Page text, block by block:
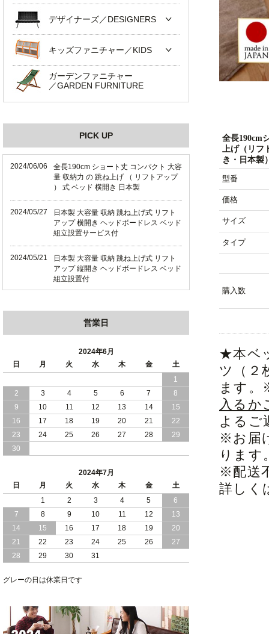
全長190cm
上げ（リ
き・日本製
型番
価格
サイズ
タイプ
購入数
★本ベ
ツ（２
ます
入るか
よるご
※お届
ります
※配送
詳しく
デザイナーズ／DESIGNERS
キッズファニチャー／KIDS
ガーデンファニチャー
／GARDEN FURNITURE
PICK UP
2024/06/06
全長190cm ショート丈 コンパクト 大容
量 収納力 の 跳ね上げ （ リフトアップ
） 式 ベッド 横開き 日本製
2024/05/27
日本製 大容量 収納 跳ね上げ式 リフト
アップ 横開き ヘッドボードレス ベッド
組立設置サービス付
2024/05/21
日本製 大容量 収納 跳ね上げ式 リフト
アップ 縦開き ヘッドボードレス ベッド
組立設置付
ド 組立設置 付き
日本製 収納 跳ね上げ式 リフトアップ
ベッド 縦開き ヘッドボード 組立設置サ
ービス付き
2024/04/23
すのこ の 床板 簡単 軽い コンパクトな
大容量 収納 跳ね上げ式 ベッド
2024/03/28
おすすめ クイーン キング ワイドキング
サイズ で 通気性ある すのこ仕様 大容
畳 仕様 で 敷き布団 が使える 引き出し
収納 付き 大容量 チェスト ベッド 日本
製 ヘッドボードなし
2024/02/23
畳 の 床面 で 敷き布団 で 寝られる 引き
出し 収納庫 付 大容量 チェスト ベッド
日本製
し 収納庫 付き チェスト ベッド 日本製
営業日
2024年6月
日
月 火 水 木 金
土
1
2
3 4 5 6 7
8
9
10 11 12 13 14
15
16
17 18 19 20 21
22
23
24 25 26 27 28
29
30
2024年7月
日
月 火 水 木 金
土
1
2 3 4 5
6
7
8 9 10 11 12
13
14
15 16 17 18 19
20
21
22 23 24 25 26
27
28
29 30 31
グレーの日は休業日です